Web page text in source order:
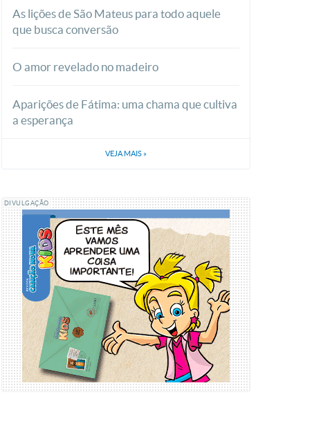
As lições de São Mateus para todo aquele
que busca conversão
O amor revelado no madeiro
Aparições de Fátima: uma chama que cultiva
a esperança
VEJA MAIS »
DIVULGAÇÃO